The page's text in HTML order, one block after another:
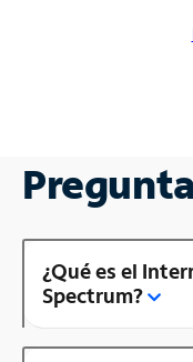
¿Qué es el
Spectrum?